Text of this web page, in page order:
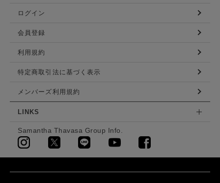
ログイン
会員登録
利用規約
特定商取引法に基づく表示
メンバーズ利用規約
LINKS
Samantha Thavasa Group Info.